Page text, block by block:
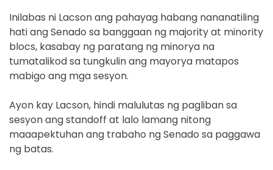
Inilabas ni Lacson ang pahayag habang nananatiling
hati ang Senado sa banggaan ng majority at minority
blocs, kasabay ng paratang ng minorya na
tumatalikod sa tungkulin ang mayorya matapos
mabigo ang mga sesyon.
Ayon kay Lacson, hindi malulutas ng pagliban sa
sesyon ang standoff at lalo lamang nitong
maaapektuhan ang trabaho ng Senado sa paggawa
ng batas.